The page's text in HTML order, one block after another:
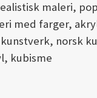
maleri,
med farger,
norsk
kubisme